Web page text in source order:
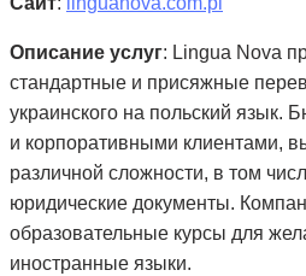
Описание услуг: Lingua Nova
стандартные и присяжные
украинского на польский язык.
и корпоративными клиентами,
различной сложности, в том
юридические документы.
образовательные курсы для
иностранные языки.